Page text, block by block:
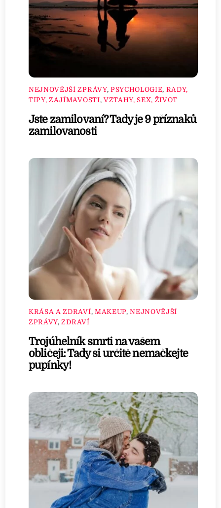
NEJNOVĚJŠÍ ZPRÁVY, PSYCHOLOGIE, RADY,
TIPY, ZAJÍMAVOSTI, VZTAHY, SEX, ŽIVOT
Jste zamilovaní? Tady je 9 příznaků
zamilovanosti
KRÁSA A ZDRAVÍ, MAKEUP,NEJNOVĚJŠÍ
ZPRÁVY,ZDRAVÍ
Trojúhelník smrti na vašem
obličeji: Tady si určitě nemačkejte
pupínky!